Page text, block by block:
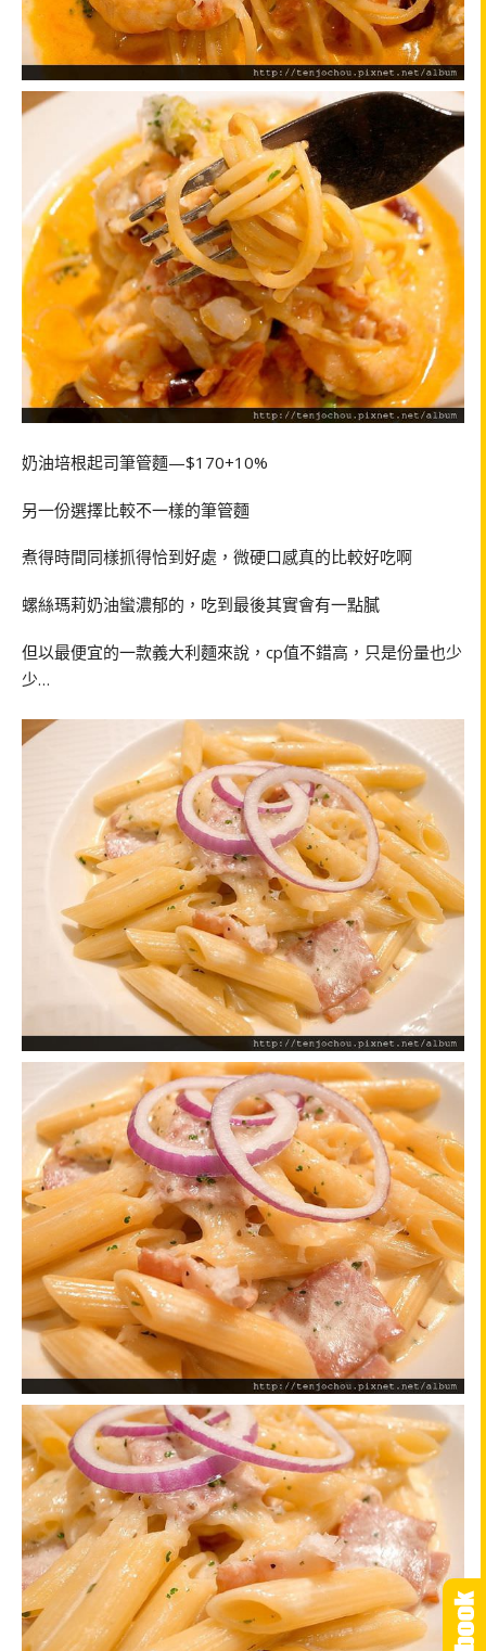
奶油培根起司筆管麵—$170+10%
另一份選擇比較不一樣的筆管麵
煮得時間同樣抓得恰到好處，微硬口感真的比較好吃啊
螺絲瑪莉奶油蠻濃郁的，吃到最後其實會有一點膩
但以最便宜的一款義大利麵來說，cp值不錯高，只是份量也少
少…